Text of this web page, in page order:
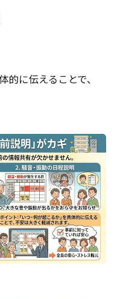
的に伝えることで、